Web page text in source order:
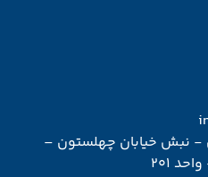
- نبش خیابان چهلستون –